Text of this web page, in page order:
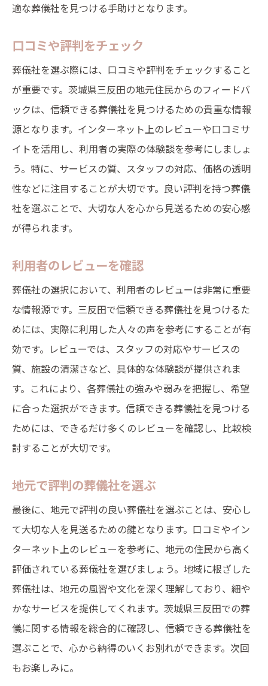
適な葬儀社を見つける手助けとなります。
口コミや評判をチェック
葬儀社を選ぶ際には、口コミや評判をチェックすること
が重要です。茨城県三反田の地元住民からのフィードバ
ックは、信頼できる葬儀社を見つけるための貴重な情報
源となります。インターネット上のレビューや口コミサ
イトを活用し、利用者の実際の体験談を参考にしましょ
う。特に、サービスの質、スタッフの対応、価格の透明
性などに注目することが大切です。良い評判を持つ葬儀
社を選ぶことで、大切な人を心から見送るための安心感
が得られます。
利用者のレビューを確認
葬儀社の選択において、利用者のレビューは非常に重要
な情報源です。三反田で信頼できる葬儀社を見つけるた
めには、実際に利用した人々の声を参考にすることが有
効です。レビューでは、スタッフの対応やサービスの
質、施設の清潔さなど、具体的な体験談が提供されま
す。これにより、各葬儀社の強みや弱みを把握し、希望
に合った選択ができます。信頼できる葬儀社を見つける
ためには、できるだけ多くのレビューを確認し、比較検
討することが大切です。
地元で評判の葬儀社を選ぶ
最後に、地元で評判の良い葬儀社を選ぶことは、安心し
て大切な人を見送るための鍵となります。口コミやイン
ターネット上のレビューを参考に、地元の住民から高く
評価されている葬儀社を選びましょう。地域に根ざした
葬儀社は、地元の風習や文化を深く理解しており、細や
かなサービスを提供してくれます。茨城県三反田での葬
儀に関する情報を総合的に確認し、信頼できる葬儀社を
選ぶことで、心から納得のいくお別れができます。次回
もお楽しみに。